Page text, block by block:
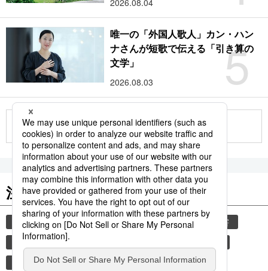
2026.08.04
5
唯一の「外国人歌人」カン・ハン
ナさんが短歌で伝える「引き算の
文学」
2026.08.03
もっと見る
注目のキーワード
共同通信ニュース 気象・災害 観光
災害
旅
時事通信ニュース
避難所